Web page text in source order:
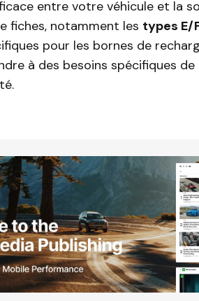
entre votre véhicule et la
fiches, notamment les types E/
pour les bornes de
à des besoins spécifiques